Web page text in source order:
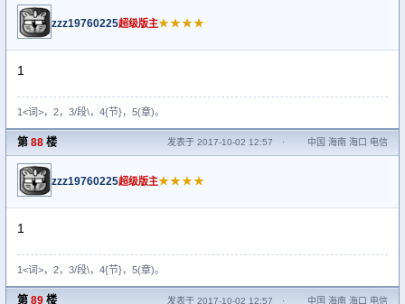
zzz19760225超级版主★★★★
1
1<词>，2，3/段\，4{节}，5(章)。
第 88 楼 发表于 2017-10-02 12:57 · 中国 海南 海口 电信
zzz19760225超级版主★★★★
1
1<词>，2，3/段\，4{节}，5(章)。
第 89 楼 发表于 2017-10-02 12:57 · 中国 海南 海口 电信